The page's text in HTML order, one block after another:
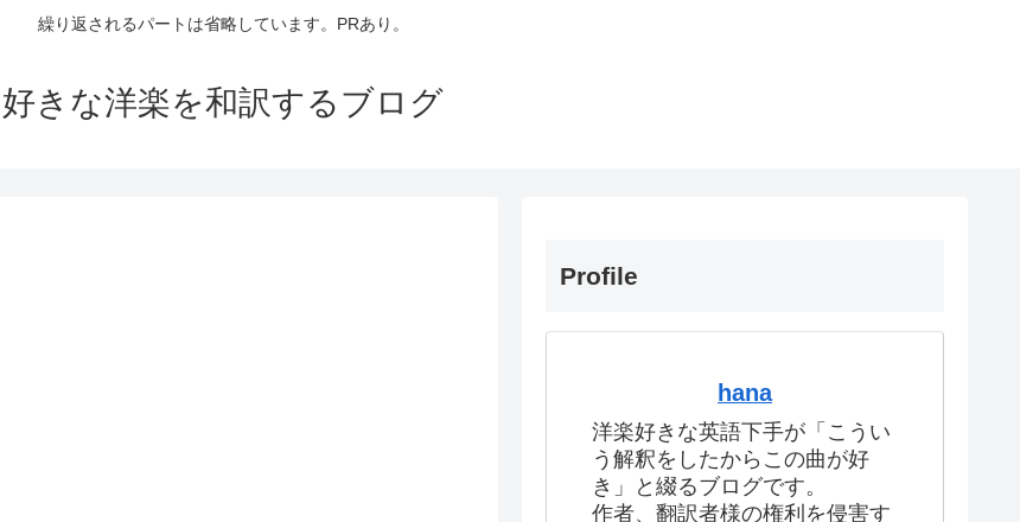
繰り返されるパートは省略しています。PRあり。
好きな洋楽を和訳するブログ
Profile
hana
洋楽好きな英語下手が「こうい
う解釈をしたからこの曲が好
き」と綴るブログです。
作者、翻訳者様の権利を侵害す